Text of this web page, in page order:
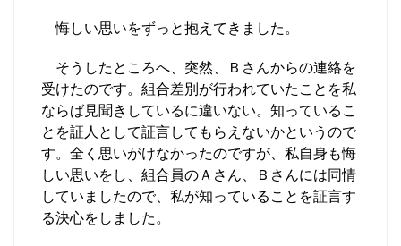
悔しい思いをずっと抱えてきました。
そうしたところへ、突然、Ｂさんからの連絡を
受けたのです。組合差別が行われていたことを私
ならば見聞きしているに違いない。知っているこ
とを証人として証言してもらえないかというので
す。全く思いがけなかったのですが、私自身も悔
しい思いをし、組合員のＡさん、Ｂさんには同情
していましたので、私が知っていることを証言す
る決心をしました。